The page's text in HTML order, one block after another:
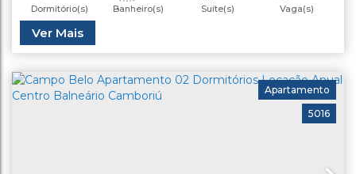
Dormitório(s) Banheiro(s)
Suíte(s)
Total:
125 .00m²
Vaga(s)
Ver Mais
5016
Apartamento